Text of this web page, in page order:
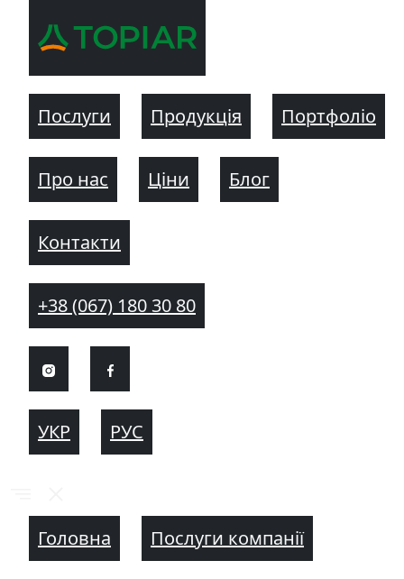
Послуги Продукція Портфоліо
Про нас Ціни Блог
Контакти
+38 (067) 180 30 80
УКР РУС
Головна Послуги компанії